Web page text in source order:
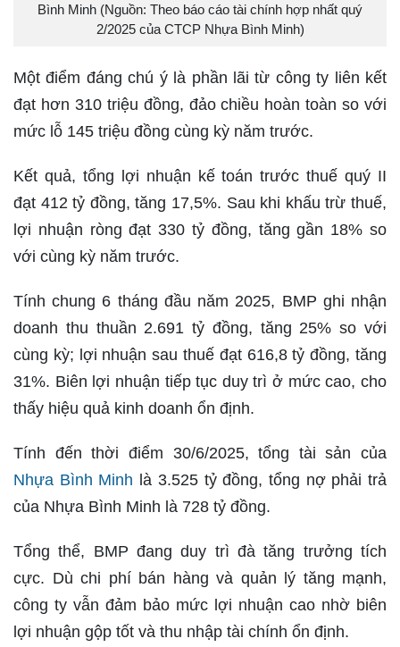
Bình Minh (Nguồn: Theo báo cáo tài chính hợp nhất quý
2/2025 của CTCP Nhựa Bình Minh)
Một điểm đáng chú ý là phần lãi từ công ty liên kết
đạt hơn 310 triệu đồng, đảo chiều hoàn toàn so với
mức lỗ 145 triệu đồng cùng kỳ năm trước.
Kết quả, tổng lợi nhuận kế toán trước thuế quý II
đạt 412 tỷ đồng, tăng 17,5%. Sau khi khấu trừ thuế,
lợi nhuận ròng đạt 330 tỷ đồng, tăng gần 18% so
với cùng kỳ năm trước.
Tính chung 6 tháng đầu năm 2025, BMP ghi nhận
doanh thu thuần 2.691 tỷ đồng, tăng 25% so với
cùng kỳ; lợi nhuận sau thuế đạt 616,8 tỷ đồng, tăng
31%. Biên lợi nhuận tiếp tục duy trì ở mức cao, cho
thấy hiệu quả kinh doanh ổn định.
Tính đến thời điểm 30/6/2025, tổng tài sản của
Nhựa Bình Minh là 3.525 tỷ đồng, tổng nợ phải trả
của Nhựa Bình Minh là 728 tỷ đồng.
Tổng thể, BMP đang duy trì đà tăng trưởng tích
cực. Dù chi phí bán hàng và quản lý tăng mạnh,
công ty vẫn đảm bảo mức lợi nhuận cao nhờ biên
lợi nhuận gộp tốt và thu nhập tài chính ổn định.